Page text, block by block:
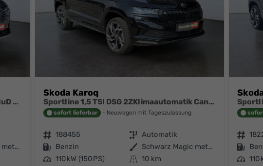
N-Line X 4WD HEV Panorama Krell ACC HuD elektrische Sitze
Abyss schwarz metallic
Skoda Karoq
Sportline 1,5 TSI DSG 2ZKlimaautomatik Canton Anhängerkupplung Totewinkel Assistent 2 x Einparkhilfe Kamera 19 Zoll Felgen adaptiver Tempomat 5J Garantie
sofort lieferbar Neuwagen mit Tageszulassung
Fahrzeugnr. 188455 Getriebe Automatik
Kraftstoff Benzin Außenfarbe
Schwarz Magic metallic
Leistung 110 kW (150 PS) Kilometerstand 10 km
Fahrzeugnr.
Kraftstoff
Leistung 110